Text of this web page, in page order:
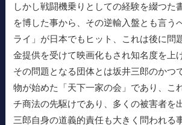
しかし戦闘機乗りとしての経験を綴つた
を博した事から、その逆輸入盤とも言う
ライ」が日本でもヒット、これは後に問
金提供を受けて映画化もされ知名度を上
その問題となる団体とは坂井三郎のかつ
物が始めた「天下一家の会」であり、こ
チ商法の先駆けであり、多くの被害者を
三郎自身の道義的責任も大きく問われる